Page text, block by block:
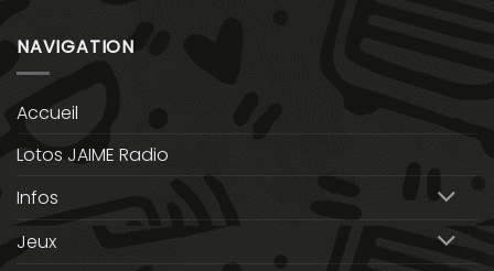
NAVIGATION
Accueil
Lotos JAIME Radio
Infos
Jeux